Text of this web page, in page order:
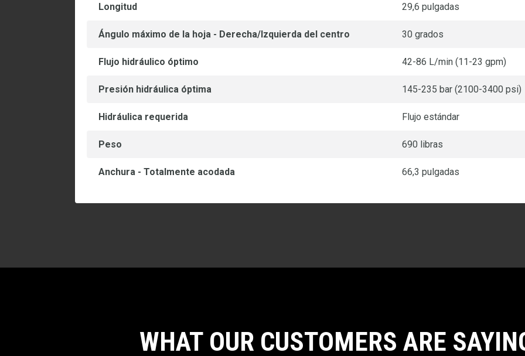
Longitud 29,6 pulgadas
Ángulo máximo de la hoja - Derecha/Izquierda del centro 30 grados
Flujo hidráulico óptimo 42-86 L/min (11-23 gpm)
Presión hidráulica óptima 145-235 bar (2100-3400 psi)
Hidráulica requerida Flujo estándar
Peso 690 libras
Anchura - Totalmente acodada 66,3 pulgadas
WHAT OUR CUSTOMERS ARE